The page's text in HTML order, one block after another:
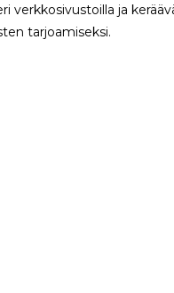
verkkosivustoilla ja
tarjoamiseksi.